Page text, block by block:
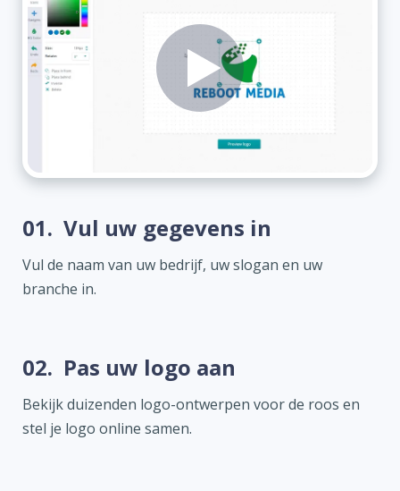
01. Vul uw gegevens in
Vul de naam van uw bedrijf, uw slogan en uw
branche in.
02. Pas uw logo aan
Bekijk duizenden logo-ontwerpen voor de roos en
stel je logo online samen.